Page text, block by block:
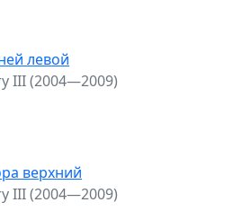
левой
III (2004—2009)
верхний
III (2004—2009)